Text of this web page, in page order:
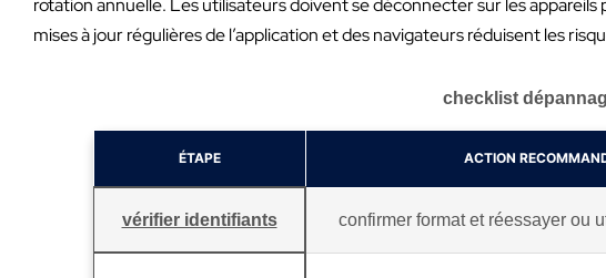
rotation annuelle. Les utilisateurs doivent se déconnecter sur les
mises à jour régulières de l’application et des navigateurs réduisent les
checklist
ÉTAPE ACTION
vérifier identifiants confirmer format et réessayer ou